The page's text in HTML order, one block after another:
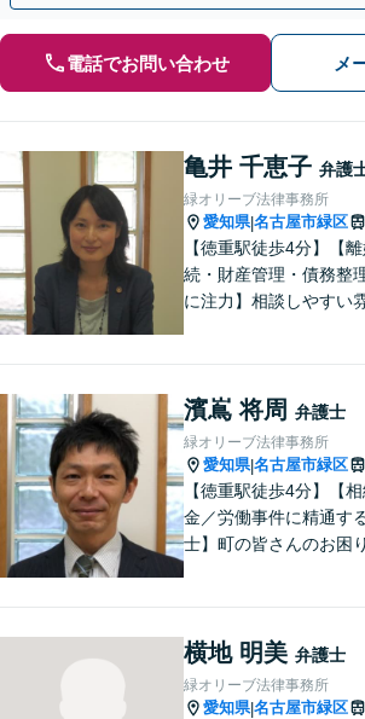
電話でお問い合わせ メ
亀井 千恵子 弁護
緑オリーブ法律事務所
愛知県|名古屋市緑区
【徳重駅徒歩4分】【
続・財産管理・債務整
に注力】相談しやすい
濱嶌 将周 弁護士
緑オリーブ法律事務所
愛知県|名古屋市緑区
【徳重駅徒歩4分】【
金／労働事件に精通す
士】町の皆さんのお困
バー等の情報問題にも
く取り組みます。お困
があれば。お気軽にご
横地 明美 弁護士
緑オリーブ法律事務所
愛知県|名古屋市緑区